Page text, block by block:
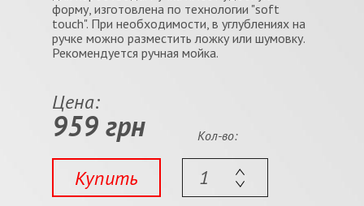
форму, изготовлена по технологии "soft
touch". При необходимости, в углублениях на
ручке можно разместить ложку или шумовку.
Рекомендуется ручная мойка.
Цена:
959 грн
Купить
Кол-во: